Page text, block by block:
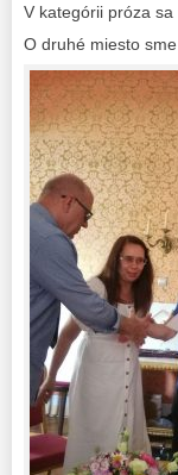
V kategórii próza
O druhé miesto